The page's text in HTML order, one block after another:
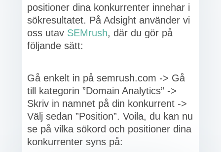
positioner dina konkurrenter innehar i
sökresultatet. På Adsight använder vi
oss utav SEMrush, där du gör på
följande sätt:
Gå enkelt in på semrush.com -> Gå
till kategorin ”Domain Analytics” ->
Skriv in namnet på din konkurrent ->
Välj sedan ”Position”. Voila, du kan nu
se på vilka sökord och positioner dina
konkurrenter syns på: